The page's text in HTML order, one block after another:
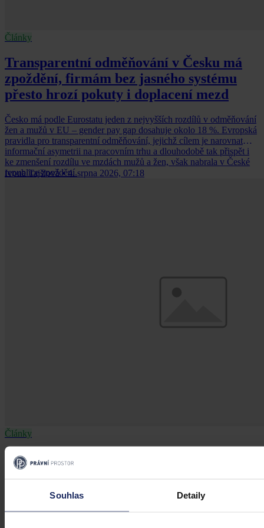
Souhlas Detaily
Články
Transparentní odměňování v Česku má
zpoždění, firmám bez jasného systému
přesto hrozí pokuty i doplacení mezd
Česko má podle Eurostatu jeden z nejvyšších rozdílů v odměňování
žen a mužů v EU – gender pay gap dosahuje okolo 18 %. Evropská
pravidla pro transparentní odměňování, jejichž cílem je narovnat
informační asymetrii na pracovním trhu a dlouhodobě tak přispět i
ke zmenšení rozdílu ve mzdách mužů a žen, však nabrala v České
republice zpoždění.
Ivona Tajšlová • 4. srpna 2026, 07:18
Články
Kdy je možné sáhnout po jinak
urážlivých označeních?
Tento článek shrnuje nedávný rozsudek Evropského soudu pro
lidská práva (ESLP) v kauze Mortensen proti Dánsku, který může